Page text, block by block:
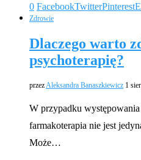
0 FacebookTwitterPinterest
Zdrowie
Dlaczego warto
psychoterapię?
przez Aleksandra Banaszkiewicz 1
W przypadku
farmakoterapia nie jest
Może…